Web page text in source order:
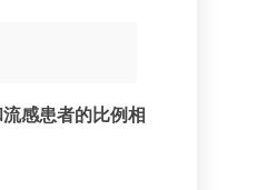
感患者的比例相